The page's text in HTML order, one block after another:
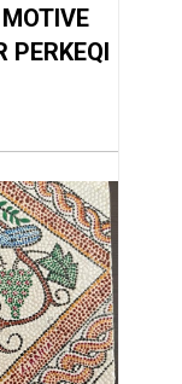
PERKEQI